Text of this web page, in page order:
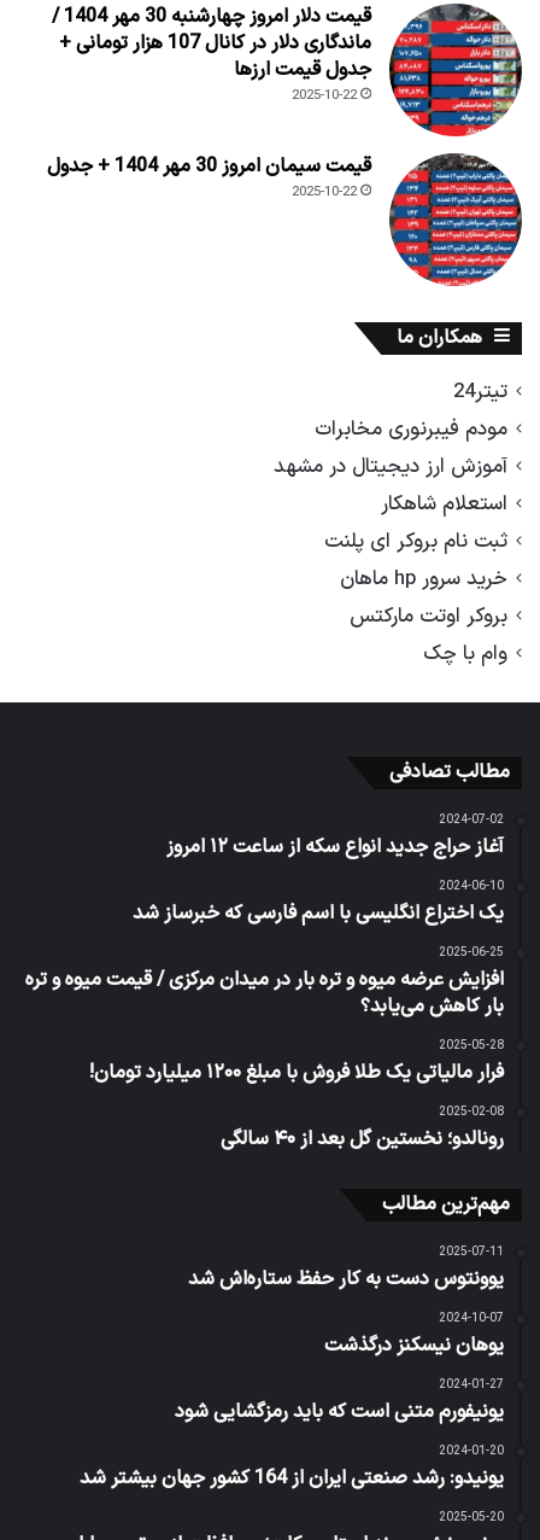
قیمت دلار امروز چهارشنبه 30 مهر 1404 /
ماندگاری دلار در کانال 107 هزار تومانی +
جدول قیمت ارزها
2025-10-22
قیمت سیمان امروز 30 مهر 1404 + جدول
2025-10-22
همکاران ما
تیتر24
مودم فیبرنوری مخابرات
آموزش ارز دیجیتال در مشهد
استعلام شاهکار
ثبت نام بروکر ای پلنت
خرید سرور hp ماهان
بروکر اوتت مارکتس
وام با چک
مطالب تصادفی
2024-07-02
آغاز حراج جدید انواع سکه از ساعت ۱۲ امروز
2024-06-10
یک اختراع انگلیسی با اسم فارسی که خبرساز شد
2025-06-25
افزایش عرضه میوه و تره‌ بار در میدان مرکزی / قیمت میوه و تره
بار کاهش می‌یابد؟
2025-05-28
فرار مالیاتی یک طلا فروش با مبلغ ۱۲۰۰ میلیارد تومان!
2025-02-08
رونالدو؛ نخستین گل بعد از ۴۰ سالگی
مهم‌ترین مطالب
2025-07-11
یوونتوس دست به کار حفظ ستاره‌اش شد
2024-10-07
یوهان نیسکنز درگذشت
2024-01-27
یونیفورم متنی است که باید رمزگشایی شود
2024-01-20
یونیدو: رشد صنعتی ایران از 164 کشور جهان بیشتر شد
2025-05-20